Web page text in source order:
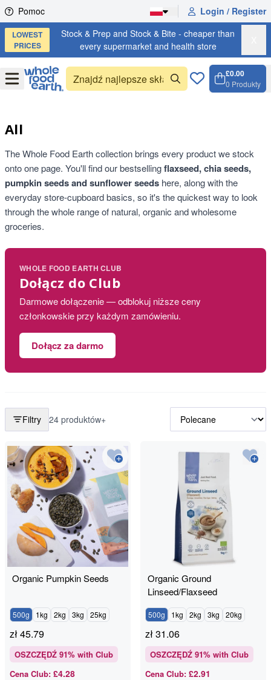
Skip to content
Pomoc Login / Register
LOWEST
PRICES
Stock & Prep and Stock & Bite - cheaper than
every supermarket and health store
OpenMenu
£0.00
0 Produkty
All
The Whole Food Earth collection brings every product we stock
onto one page. You'll find our bestsellingflaxseed, chia seeds,
pumpkin seeds and sunflower seeds here, along with the
everyday store-cupboard basics, so it's the quickest way to look
through the whole range of natural, organic and wholesome
groceries.
WHOLE FOOD EARTH CLUB
Dołącz do Club
Darmowe dołączenie — odblokuj niższe ceny
członkowskie przy każdym zamówieniu.
Dołącz za darmo
Filtry 24 produktów+
Organic Pumpkin Seeds
500g 1kg 2kg 3kg 25kg
zł45.79
OSZCZĘDŹ 91% with Club
Cena Club: £4.28
Organic Ground
Linseed/Flaxseed
500g 1kg 2kg 3kg 20kg
zł31.06
OSZCZĘDŹ 91% with Club
Cena Club: £2.91